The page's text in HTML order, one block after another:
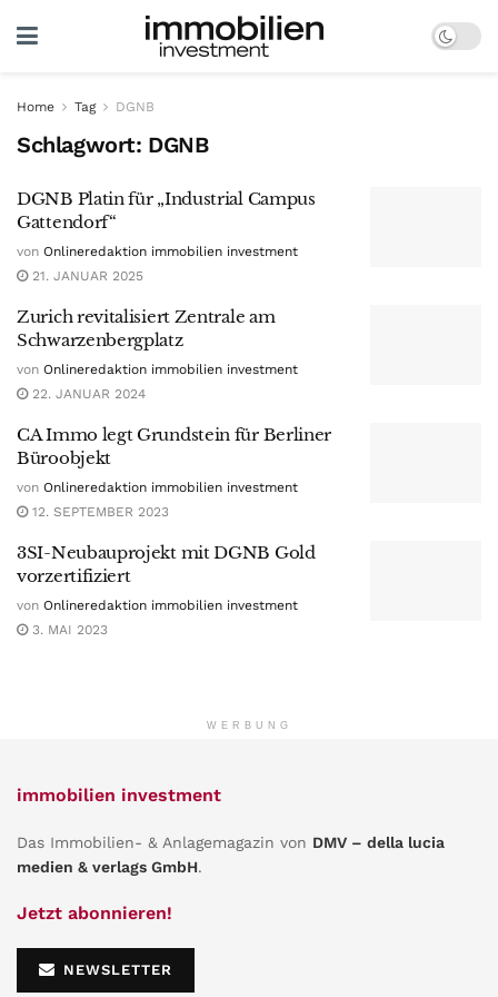
Home Tag DGNB
Schlagwort: DGNB
DGNB Platin für „Industrial Campus
Gattendorf“
von Onlineredaktion immobilien investment
21. JANUAR 2025
Zurich revitalisiert Zentrale am
Schwarzenbergplatz
von Onlineredaktion immobilien investment
22. JANUAR 2024
CA Immo legt Grundstein für Berliner
Büroobjekt
von Onlineredaktion immobilien investment
12. SEPTEMBER 2023
3SI-Neubauprojekt mit DGNB Gold
vorzertifiziert
von Onlineredaktion immobilien investment
3. MAI 2023
WERBUNG
immobilien investment
Das Immobilien- & Anlagemagazin von DMV – della lucia
medien & verlags GmbH.
Jetzt abonnieren!
NEWSLETTER